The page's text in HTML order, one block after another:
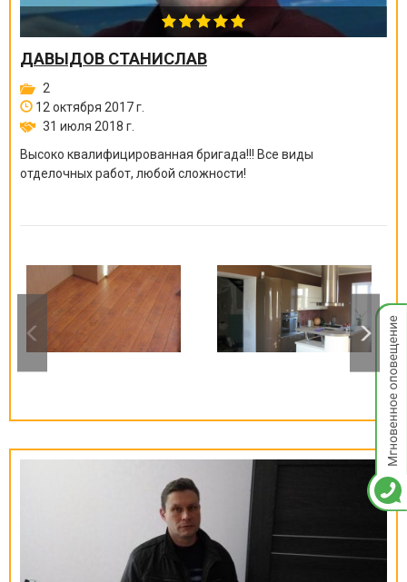
ДАВЫДОВ СТАНИСЛАВ
2
12 октября 2017 г.
31 июля 2018 г.
Высоко квалифицированная бригада!!! Все виды
отделочных работ, любой сложности!